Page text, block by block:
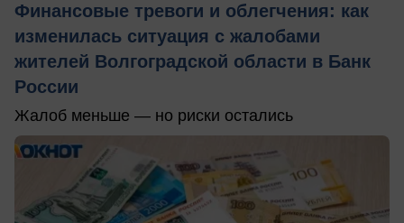
Финансовые тревоги и облегчения: как
изменилась ситуация с жалобами
жителей Волгоградской области в Банк
России
Жалоб меньше — но риски остались